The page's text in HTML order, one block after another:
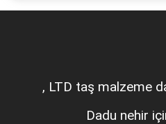
Hunan Hongjiang
için iyi bir servis.